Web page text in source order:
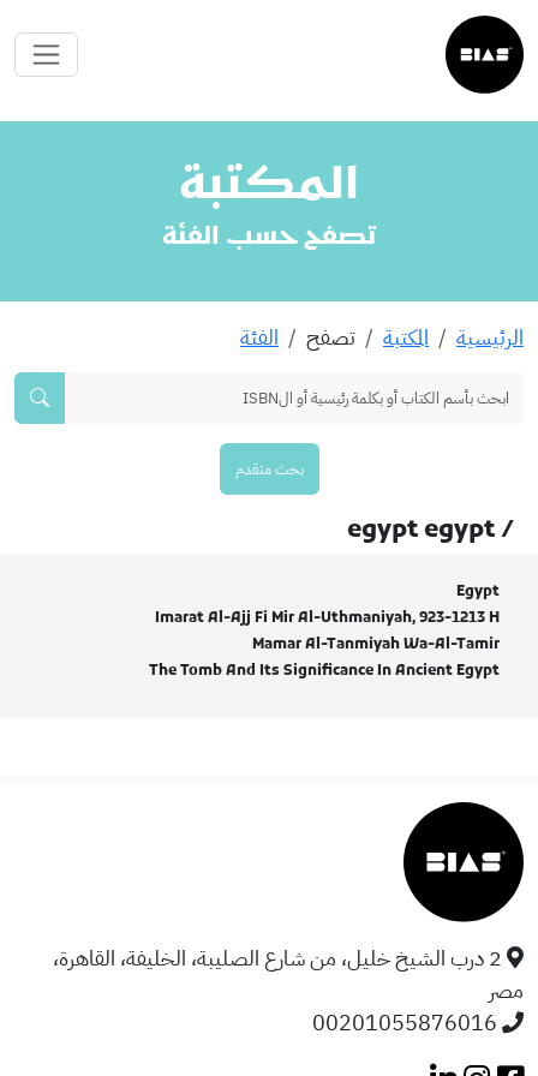
المكتبة
تصفح حسب الفئة
الرئيسية المكتبة تصفح الفئة
بحث متقدم
/ egypt egypt
Egypt
Imarat Al-Ajj Fi Mir Al-Uthmaniyah, 923-1213 H
Mamar Al-Tanmiyah Wa-Al-Tamir
The Tomb And Its Significance In Ancient Egypt
2 درب الشيخ خليل، من شارع الصليبة، الخليفة، القاهرة،
مصر